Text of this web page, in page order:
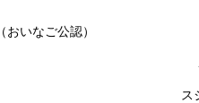
いなご公認）
ス